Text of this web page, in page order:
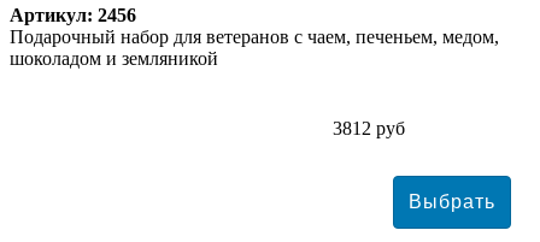
Артикул: 2456
Подарочный набор для ветеранов с чаем, печеньем, медом,
шоколадом и земляникой
3812 руб